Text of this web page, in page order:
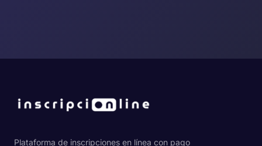
Plataforma de inscripciones en línea con pago